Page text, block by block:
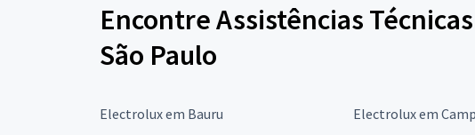
Encontre Assistências
São Paulo
Electrolux em Bauru Electrolux em